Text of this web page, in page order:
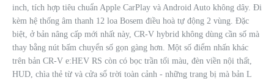
inch, tích hợp tiêu chuẩn Apple CarPlay và Android Auto không dây. Đi
kèm hệ thống âm thanh 12 loa Bosem điều hoà tự động 2 vùng. Đặc
biệt, ở bản nâng cấp mới nhất này, CR-V hybrid không dùng cần số mà
thay bằng nút bấm chuyển số gọn gàng hơn. Một số điểm nhấn khác
trên bản CR-V e:HEV RS còn có bọc trần tối màu, đèn viền nội thất,
HUD, chìa thẻ từ và cửa sổ trời toàn cảnh - những trang bị mà bản L